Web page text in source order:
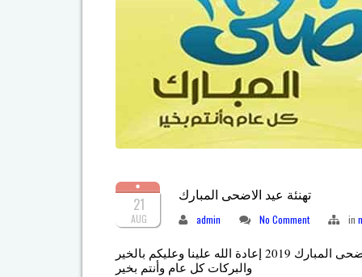
21
AUG
تهنئة عيد الاضحى المبارك
admin No Comment in
تهنئ اسرة مركز البحوث الهيدروليكية الشعب السوداني الكريم بعيد الأضحى المبارك 2019 إعادة الله علينا وعليكم بالخير
والبركات كل عام وأنتم بخير